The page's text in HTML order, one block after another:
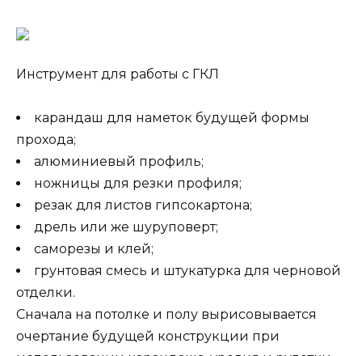
Инструмент для работы с ГКЛ
карандаш для наметок будущей формы
прохода;
алюминиевый профиль;
ножницы для резки профиля;
резак для листов гипсокартона;
дрель или же шуруповерт;
саморезы и клей;
грунтовая смесь и штукатурка для черновой
отделки.
Сначала на потолке и полу вырисовывается
очертание будущей конструкции при